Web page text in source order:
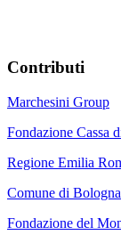
Contributi
Marchesini Group
Fondazione Cassa
Regione Emilia
Comune di Bologna
Fondazione del